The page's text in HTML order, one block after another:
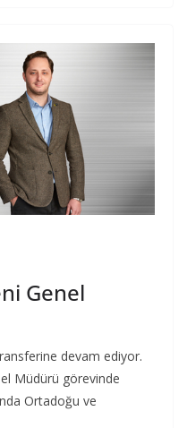
Genel
devam ediyor.
Müdürü görevinde
Ortadoğu ve